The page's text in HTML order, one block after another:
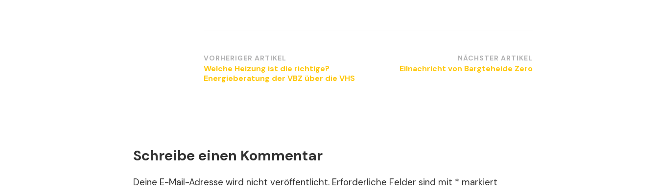
Beitragsnavigation
VORHERIGER ARTIKEL
Welche Heizung ist die richtige?
Energieberatung der VBZ über die VHS
NÄCHSTER ARTIKEL
Eilnachricht von Bargteheide Zero
Schreibe einen Kommentar
Deine E-Mail-Adresse wird nicht veröffentlicht. Erforderliche Felder sind mit * markiert